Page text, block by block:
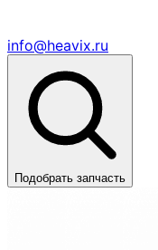
info@heavix.ru
Подобрать запчасть